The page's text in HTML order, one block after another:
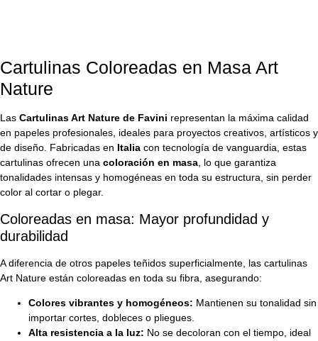
Cartulinas Coloreadas en Masa Art
Nature
Las Cartulinas Art Nature de Favini representan la máxima calidad
en papeles profesionales, ideales para proyectos creativos, artísticos y
de diseño. Fabricadas en Italia con tecnología de vanguardia, estas
cartulinas ofrecen una coloración en masa, lo que garantiza
tonalidades intensas y homogéneas en toda su estructura, sin perder
color al cortar o plegar.
Coloreadas en masa: Mayor profundidad y
durabilidad
A diferencia de otros papeles teñidos superficialmente, las cartulinas
Art Nature están coloreadas en toda su fibra, asegurando:
Colores vibrantes y homogéneos: Mantienen su tonalidad sin
importar cortes, dobleces o pliegues.
Alta resistencia a la luz: No se decoloran con el tiempo, ideal